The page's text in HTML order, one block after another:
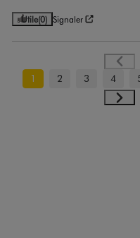
Utile(0) Signaler
1 2 3 4